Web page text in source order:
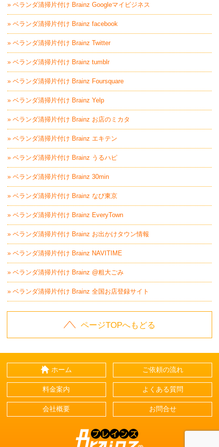
» ベランダ清掃片付け Brainz Googleマイビジネス
» ベランダ清掃片付け Brainz facebook
» ベランダ清掃片付け Brainz Twitter
» ベランダ清掃片付け Brainz tumblr
» ベランダ清掃片付け Brainz Foursquare
» ベランダ清掃片付け Brainz Yelp
» ベランダ清掃片付け Brainz お店のミカタ
» ベランダ清掃片付け Brainz エキテン
» ベランダ清掃片付け Brainz うるハピ
» ベランダ清掃片付け Brainz 30min
» ベランダ清掃片付け Brainz なび東京
» ベランダ清掃片付け Brainz EveryTown
» ベランダ清掃片付け Brainz お出かけタウン情報
» ベランダ清掃片付け Brainz NAVITIME
» ベランダ清掃片付け Brainz @粗大ごみ
» ベランダ清掃片付け Brainz 全国お店登録サイト
ページTOPへもどる
ホーム ご依頼の流れ
料金案内 よくある質問
会社概要 お問合せ